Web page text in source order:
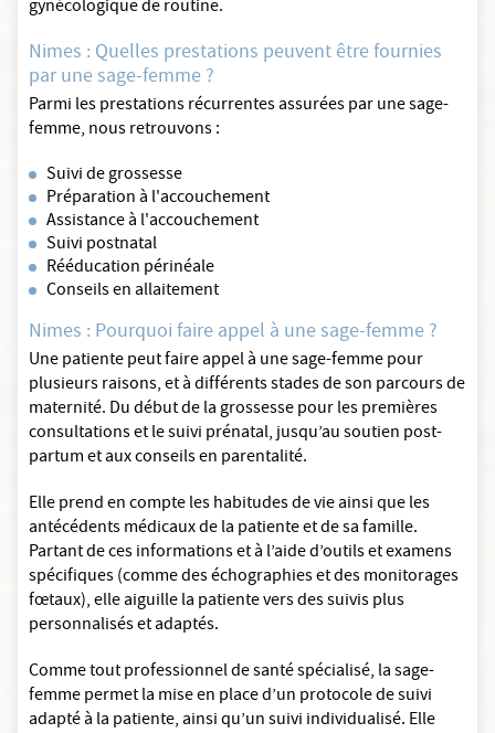
gynécologique de routine.
Nimes : Quelles prestations peuvent être fournies
par une sage-femme ?
Parmi les prestations récurrentes assurées par une sage-
femme, nous retrouvons :
Suivi de grossesse
Préparation à l'accouchement
Assistance à l'accouchement
Suivi postnatal
Rééducation périnéale
Conseils en allaitement
Nimes : Pourquoi faire appel à une sage-femme ?
Une patiente peut faire appel à une sage-femme pour
plusieurs raisons, et à différents stades de son parcours de
maternité. Du début de la grossesse pour les premières
consultations et le suivi prénatal, jusqu’au soutien post-
partum et aux conseils en parentalité.
Elle prend en compte les habitudes de vie ainsi que les
antécédents médicaux de la patiente et de sa famille.
Partant de ces informations et à l’aide d’outils et examens
spécifiques (comme des échographies et des monitorages
fœtaux), elle aiguille la patiente vers des suivis plus
personnalisés et adaptés.
Comme tout professionnel de santé spécialisé, la sage-
femme permet la mise en place d’un protocole de suivi
adapté à la patiente, ainsi qu’un suivi individualisé. Elle